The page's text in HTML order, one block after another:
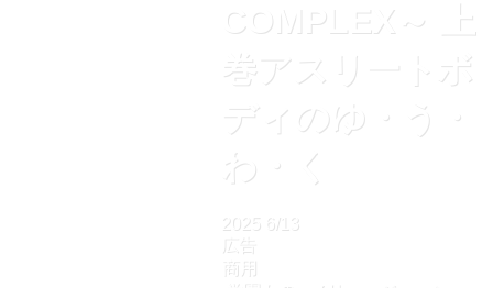
COMPLEX～ 上
巻アスリートボ
ディのゆ・う・
わ・く
2025 6/13
広告
商用